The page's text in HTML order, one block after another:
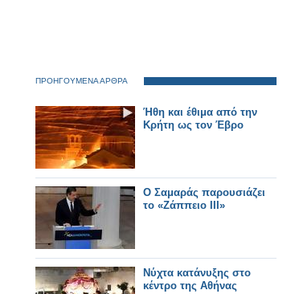
ΠΡΟΗΓΟΥΜΕΝΑ ΑΡΘΡΑ
Ήθη και έθιμα από την
Κρήτη ως τον Έβρο
Ο Σαμαράς παρουσιάζει
το «Ζάππειο ΙΙΙ»
Νύχτα κατάνυξης στο
κέντρο της Αθήνας